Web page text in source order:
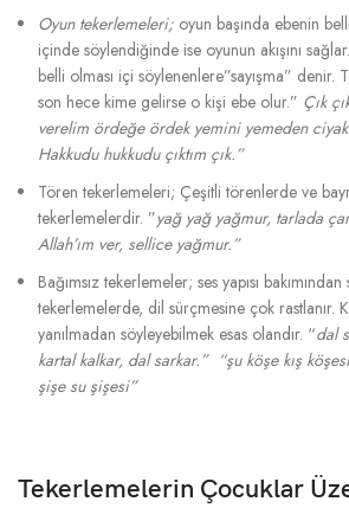
Oyun tekerlemeleri; oyun başında ebenin
içinde söylendiğinde ise oyunun akışını
belli olması içi söylenenlere”sayışma” denir.
son hece kime gelirse o kişi ebe olur.” Çık
verelim ördeğe ördek yemini yemeden
Hakkudu hukkudu çıktım çık.”
Tören tekerlemeleri; Çeşitli törenlerde ve
tekerlemelerdir. ”yağ yağ yağmur, tarlada
Allah’ım ver, sellice yağmur.”
Bağımsız tekerlemeler; ses yapısı
tekerlemelerde, dil sürçmesine çok rastlanır.
yanılmadan söyleyebilmek esas olandır. “dal
kartal kalkar, dal sarkar.” “şu köşe kış
şişe su şişesi”
Tekerlemelerin Çocuklar